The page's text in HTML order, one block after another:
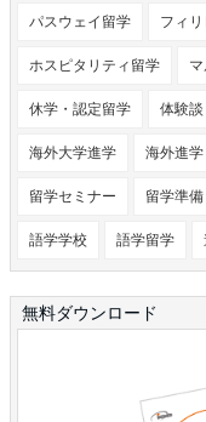
パスウェイ留学 フィ
ホスピタリティ留学
休学・認定留学 体験談
海外大学進学 海外進学
留学セミナー 留学準備
語学学校 語学留学
無料ダウンロード